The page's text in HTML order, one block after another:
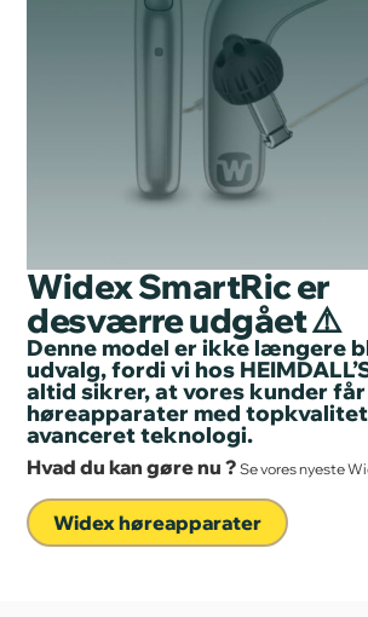
Widex SmartRic er
desværre udgået ⚠️
Denne model er ikke længere
udvalg, fordi vi hos
altid sikrer, at vores kunder
høreapparater med
avanceret teknologi.
Hvad du kan gøre nu ?Se vores nyeste
Widex høreapparater